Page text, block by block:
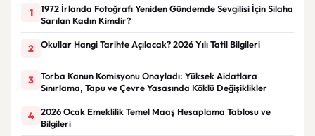
1
1972 İrlanda Fotoğrafı Yeniden Gündemde Sevgilisi İçin Silaha
Sarılan Kadın Kimdir?
2 Okullar Hangi Tarihte Açılacak? 2026 Yılı Tatil Bilgileri
3
Torba Kanun Komisyonu Onayladı: Yüksek Aidatlara
Sınırlama, Tapu ve Çevre Yasasında Köklü Değişiklikler
4
2026 Ocak Emeklilik Temel Maaş Hesaplama Tablosu ve
Bilgileri